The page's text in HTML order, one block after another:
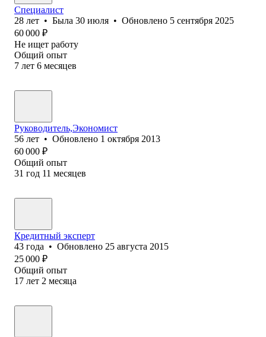
Специалист
28 лет • Была 30 июля • Обновлено 5 сентября 2025
60 000 ₽
Не ищет работу
Общий опыт
7 лет 6 месяцев
Руководитель,Экономист
56 лет • Обновлено 1 октября 2013
60 000 ₽
Общий опыт
31 год 11 месяцев
Кредитный эксперт
43 года • Обновлено 25 августа 2015
25 000 ₽
Общий опыт
17 лет 2 месяца